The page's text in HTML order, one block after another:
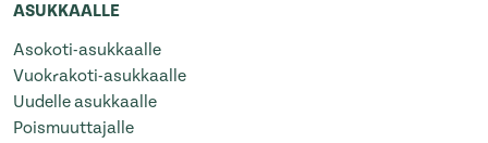
ASUKKAALLE
Asokoti-asukkaalle
Vuokrakoti-asukkaalle
Uudelle asukkaalle
Poismuuttajalle